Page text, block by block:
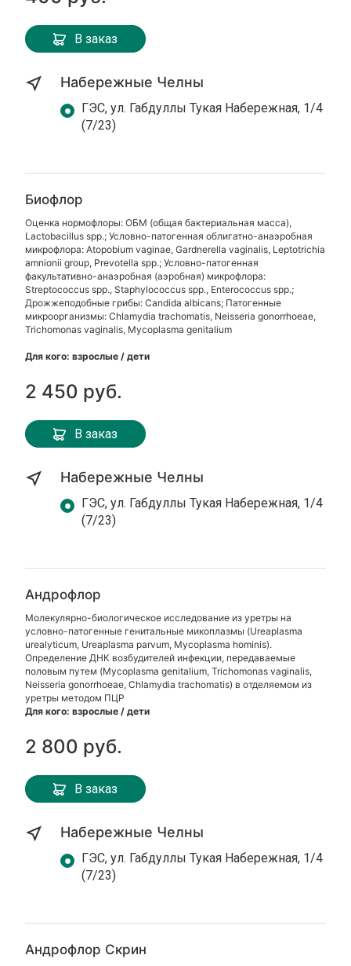
В заказ
Набережные Челны
ГЭС, ул. Габдуллы Тукая Набережная, 1/4
(7/23)
Биофлор
Оценка нормофлоры: ОБМ (общая бактериальная масса),
Lactobacillus spp.; Условно-патогенная облигатно-анаэробная
микрофлора: Atopobium vaginae, Gardnerella vaginalis, Leptotrichia
amnionii group, Prevotella spp.; Условно-патогенная
факультативно-анаэробная (аэробная) микрофлора:
Streptococcus spp., Staphylococcus spp., Enterococcus spp.;
Дрожжеподобные грибы: Candida albicans; Патогенные
микроорганизмы: Chlamydia trachomatis, Neisseria gonorrhoeae,
Trichomonas vaginalis, Mycoplasma genitalium
Для кого: взрослые / дети
2 450 руб.
В заказ
Набережные Челны
ГЭС, ул. Габдуллы Тукая Набережная, 1/4
(7/23)
Андрофлор
Молекулярно-биологическое исследование из уретры на
условно-патогенные генитальные микоплазмы (Ureaplasma
urealyticum, Ureaplasma parvum, Mycoplasma hominis).
Определение ДНК возбудителей инфекции, передаваемые
половым путем (Mycoplasma genitalium, Trichomonas vaginalis,
Neisseria gonorrhoeae, Chlamydia trachomatis) в отделяемом из
уретры методом ПЦР
Для кого: взрослые / дети
2 800 руб.
В заказ
Набережные Челны
ГЭС, ул. Габдуллы Тукая Набережная, 1/4
(7/23)
Андрофлор Скрин